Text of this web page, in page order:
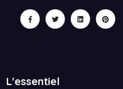
L'essentiel